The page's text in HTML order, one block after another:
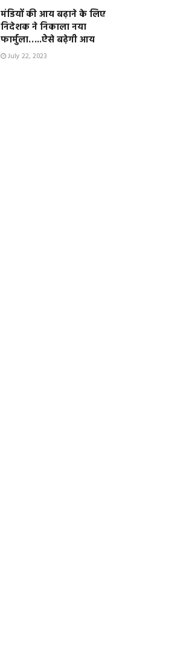
मंडियों की आय बढ़ाने के लिए
निदेशक ने निकाला नया
फार्मुला…..ऐसे बढ़ेगी आय
July 22, 2023